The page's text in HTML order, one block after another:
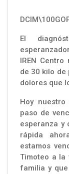
El
IREN
de 30 kilo de
dolores que
Hoy
paso de
esperanza y
rápida
estamos
Timoteo a la
familia y